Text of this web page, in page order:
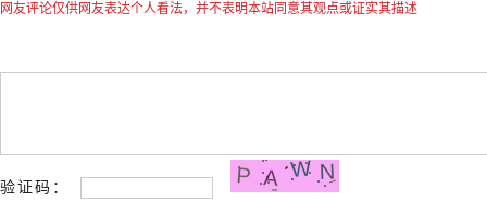
网友评论仅供网友表达个人看法，并不表明本站同意其观点或证实其描述
验证码：